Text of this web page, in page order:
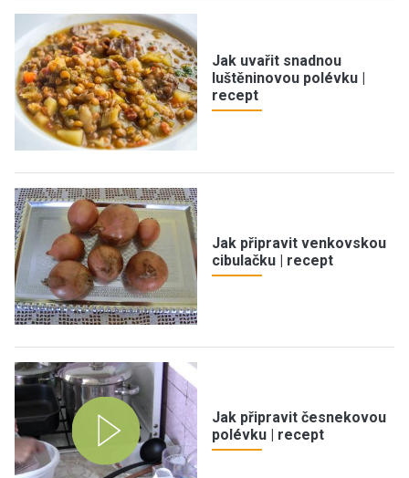
Jak uvařit snadnou
luštěninovou polévku |
recept
Jak připravit venkovskou
cibulačku | recept
Jak připravit česnekovou
polévku | recept